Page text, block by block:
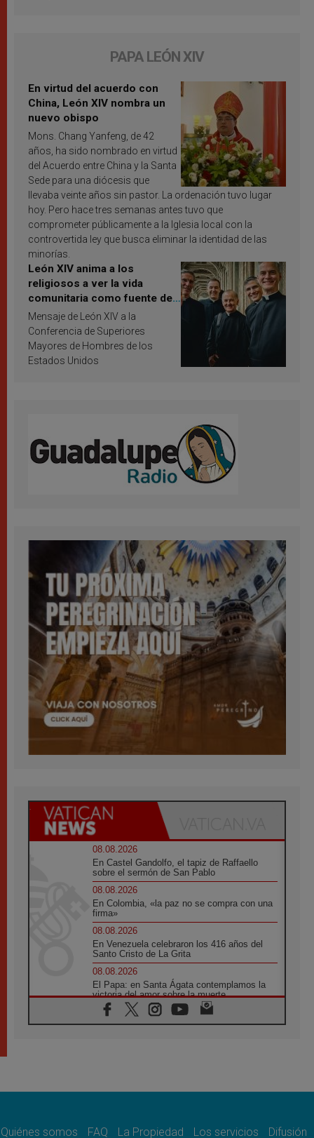
PAPA LEÓN XIV
En virtud del acuerdo con
China, León XIV nombra un
nuevo obispo
Mons. Chang Yanfeng, de 42
años, ha sido nombrado en virtud
del Acuerdo entre China y la Santa
Sede para una diócesis que
llevaba veinte años sin pastor. La ordenación tuvo lugar
hoy. Pero hace tres semanas antes tuvo que
comprometer públicamente a la Iglesia local con la
controvertida ley que busca eliminar la identidad de las
minorías.
León XIV anima a los
religiosos a ver la vida
comunitaria como fuente de
inspiración y santificación
Mensaje de León XIV a la
Conferencia de Superiores
Mayores de Hombres de los
Estados Unidos
08.08.2026
En Castel Gandolfo, el tapiz de Raffaello
sobre el sermón de San Pablo
08.08.2026
En Colombia, «la paz no se compra con una
firma»
08.08.2026
En Venezuela celebraron los 416 años del
Santo Cristo de La Grita
08.08.2026
El Papa: en Santa Ágata contemplamos la
victoria del amor sobre la muerte
08.08.2026
León XIV visitará el Santuario de la Madre
07.08.2026
07.08.2026
Quiénes somos FAQ La Propiedad Los servicios Difusión